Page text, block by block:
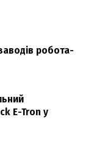
робота-
E-Tron у